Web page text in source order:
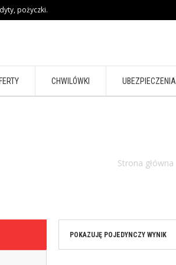
pożyczki.
CHWILÓWKI UBEZPIECZENIA
Strona główna
POKAZUJĘ POJEDYNCZY WYNIK